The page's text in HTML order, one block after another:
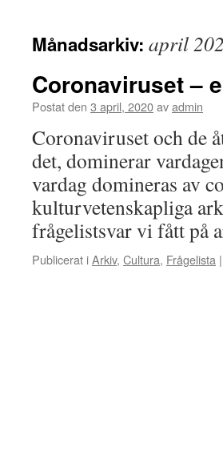
Månadsarkiv: april
Coronaviruset –
Postat den 3 april, 2020avadmin
Coronaviruset och de
det, dominerar
vardag domineras av
kulturvetenskapliga
frågelistsvar vi fått
Publicerat iArkiv, Cultura, Frågelista |